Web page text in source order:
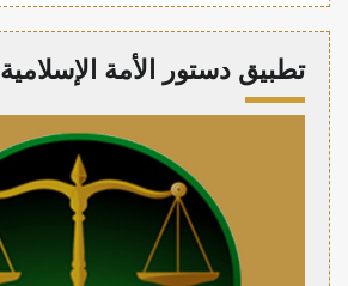
تطبيق دستور الأمة الإسلامية